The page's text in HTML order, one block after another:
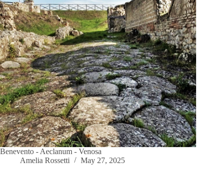
Benevento - Aeclanum - Venosa
Amelia Rossetti
May 27, 2025